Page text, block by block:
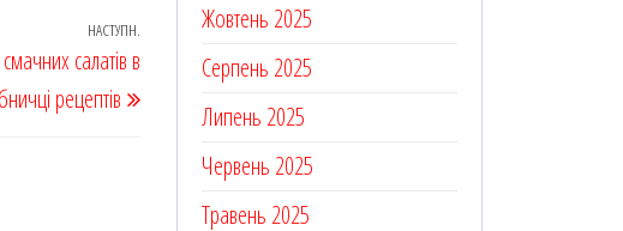
Наступний
НАСТУПН.
салатів в
рецептів
Жовтень 2025
Серпень 2025
Липень 2025
Червень 2025
Травень 2025